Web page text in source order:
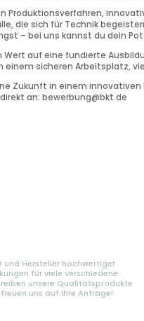
Produktionsverfahren,
die sich für Technik
– bei uns kannst du dein
Wert auf eine fundierte
einem sicheren Arbeitsplatz,
Zukunft in einem
an: bewerbung@bkt.de
und Hersteller hochwertiger
für viele verschiedene
unsere Qualitätsprodukte
uns auf Ihre Anfrage!